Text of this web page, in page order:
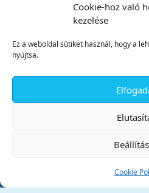
Cookie-hoz való
kezelése
Ez a weboldal sütiket használ, hogy a
nyújtsa.
Cookie
Tata Város